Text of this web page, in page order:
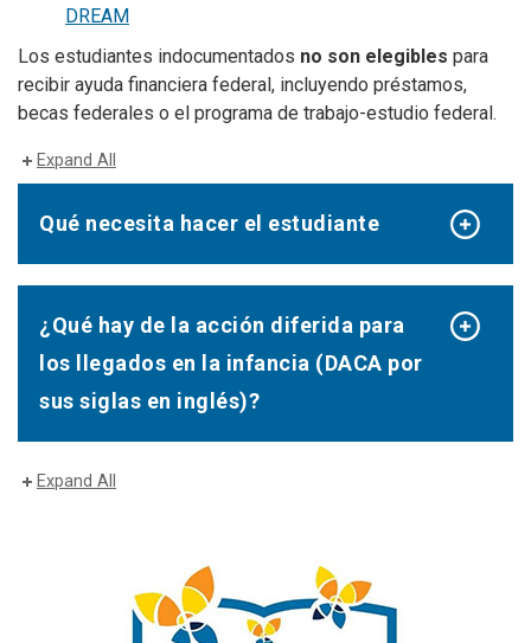
DREAM
Los estudiantes indocumentados no son elegibles para
recibir ayuda financiera federal, incluyendo préstamos,
becas federales o el programa de trabajo-estudio federal.
Expand All
Qué necesita hacer el estudiante
¿Qué hay de la acción diferida para
los llegados en la infancia (DACA por
sus siglas en inglés)?
Expand All